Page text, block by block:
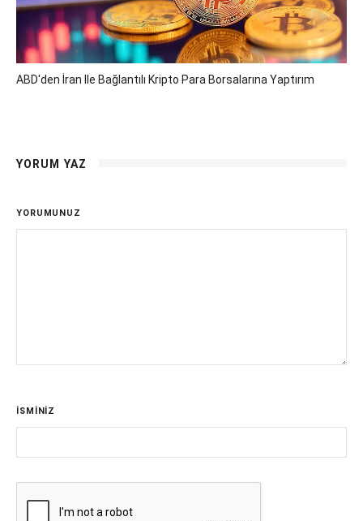
ABD'den İran Ile Bağlantılı Kripto Para Borsalarına Yaptırım
YORUM YAZ
YORUMUNUZ
İSMİNİZ